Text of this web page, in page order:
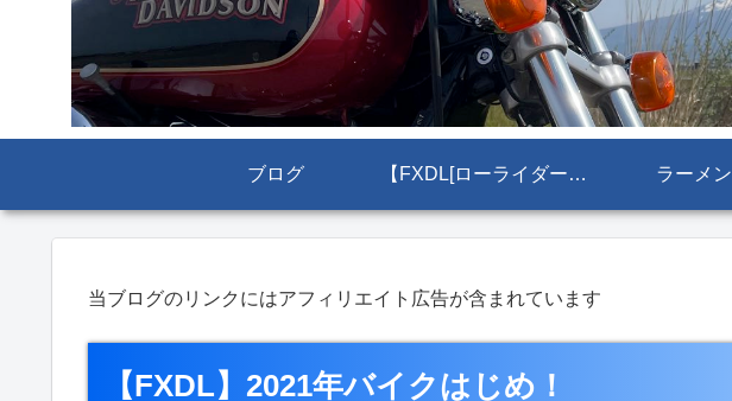
ブログ 【FXDL[ローライダー]】 ラーメン
当ブログのリンクにはアフィリエイト広告が含まれています
【FXDL】2021年バイクはじめ！